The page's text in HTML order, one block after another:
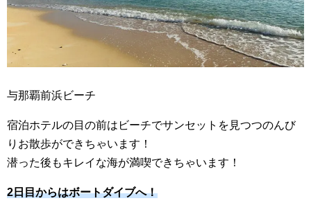
与那覇前浜ビーチ
宿泊ホテルの目の前はビーチでサンセットを見つつのんび
りお散歩ができちゃいます！
潜った後もキレイな海が満喫できちゃいます！
2日目からはボートダイブへ！